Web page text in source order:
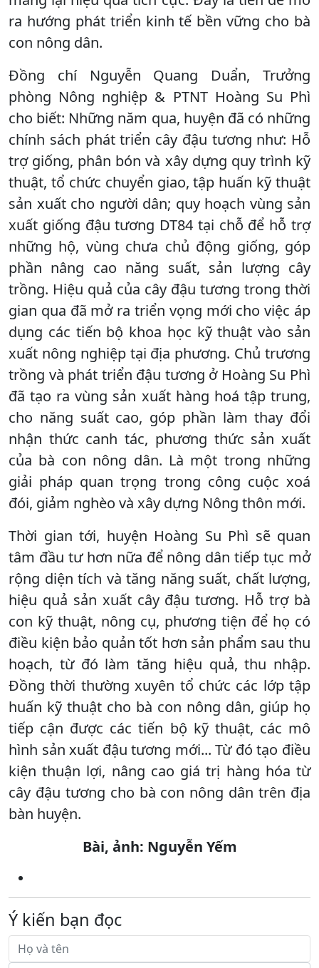
ra hướng phát triển kinh tế bền vững cho bà
con nông dân.
Đồng chí Nguyễn Quang Duẩn, Trưởng
phòng Nông nghiệp & PTNT Hoàng Su Phì
cho biết: Những năm qua, huyện đã có những
chính sách phát triển cây đậu tương như: Hỗ
trợ giống, phân bón và xây dựng quy trình kỹ
thuật, tổ chức chuyển giao, tập huấn kỹ thuật
sản xuất cho người dân; quy hoạch vùng sản
xuất giống đậu tương DT84 tại chỗ để hỗ trợ
những hộ, vùng chưa chủ động giống, góp
phần nâng cao năng suất, sản lượng cây
trồng. Hiệu quả của cây đậu tương trong thời
gian qua đã mở ra triển vọng mới cho việc áp
dụng các tiến bộ khoa học kỹ thuật vào sản
xuất nông nghiệp tại địa phương. Chủ trương
trồng và phát triển đậu tương ở Hoàng Su Phì
đã tạo ra vùng sản xuất hàng hoá tập trung,
cho năng suất cao, góp phần làm thay đổi
nhận thức canh tác, phương thức sản xuất
của bà con nông dân. Là một trong những
giải pháp quan trọng trong công cuộc xoá
đói, giảm nghèo và xây dựng Nông thôn mới.
Thời gian tới, huyện Hoàng Su Phì sẽ quan
tâm đầu tư hơn nữa để nông dân tiếp tục mở
rộng diện tích và tăng năng suất, chất lượng,
hiệu quả sản xuất cây đậu tương. Hỗ trợ bà
con kỹ thuật, nông cụ, phương tiện để họ có
điều kiện bảo quản tốt hơn sản phẩm sau thu
hoạch, từ đó làm tăng hiệu quả, thu nhập.
Đồng thời thường xuyên tổ chức các lớp tập
huấn kỹ thuật cho bà con nông dân, giúp họ
tiếp cận được các tiến bộ kỹ thuật, các mô
hình sản xuất đậu tương mới... Từ đó tạo điều
kiện thuận lợi, nâng cao giá trị hàng hóa từ
cây đậu tương cho bà con nông dân trên địa
bàn huyện.
Bài, ảnh: Nguyễn Yếm
Ý kiến bạn đọc